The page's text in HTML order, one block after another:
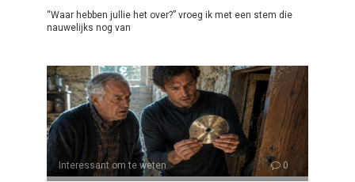
“Waar hebben jullie het over?” vroeg ik met een stem die
nauwelijks nog van
Interessant om te weten 0